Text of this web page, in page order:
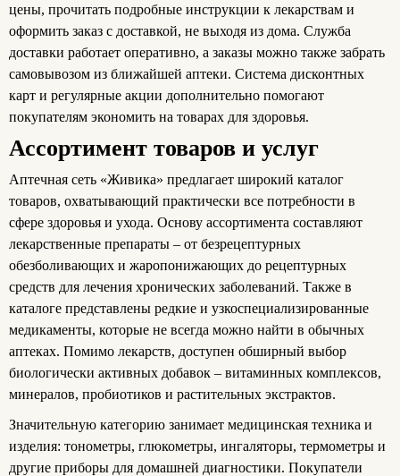
цены, прочитать подробные инструкции к лекарствам и
оформить заказ с доставкой, не выходя из дома. Служба
доставки работает оперативно, а заказы можно также забрать
самовывозом из ближайшей аптеки. Система дисконтных
карт и регулярные акции дополнительно помогают
покупателям экономить на товарах для здоровья.
Ассортимент товаров и услуг
Аптечная сеть «Живика» предлагает широкий каталог
товаров, охватывающий практически все потребности в
сфере здоровья и ухода. Основу ассортимента составляют
лекарственные препараты – от безрецептурных
обезболивающих и жаропонижающих до рецептурных
средств для лечения хронических заболеваний. Также в
каталоге представлены редкие и узкоспециализированные
медикаменты, которые не всегда можно найти в обычных
аптеках. Помимо лекарств, доступен обширный выбор
биологически активных добавок – витаминных комплексов,
минералов, пробиотиков и растительных экстрактов.
Значительную категорию занимает медицинская техника и
изделия: тонометры, глюкометры, ингаляторы, термометры и
другие приборы для домашней диагностики. Покупатели